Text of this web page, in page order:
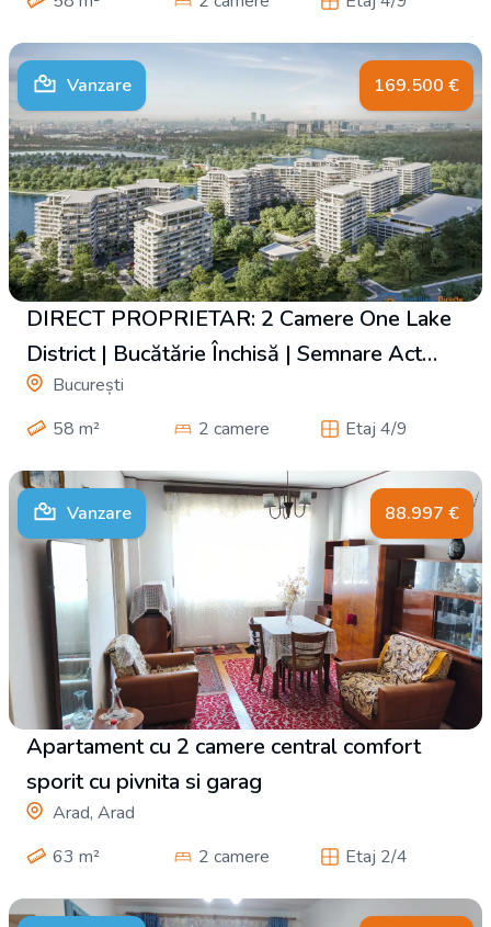
Vanzare 169.500 €
DIRECT PROPRIETAR: 2 Camere One Lake
District | Bucătărie Închisă | Semnare Act
Final Estimat Toamna 2026
București
58 m² 2 camere Etaj 4/9
Vanzare 88.997 €
Apartament cu 2 camere central comfort
sporit cu pivnita si garag
Arad, Arad
63 m² 2 camere Etaj 2/4